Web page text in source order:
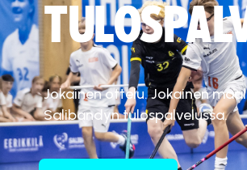
Jokainen ottelu. Jokainen
Salibandyn tulospalvelussa.